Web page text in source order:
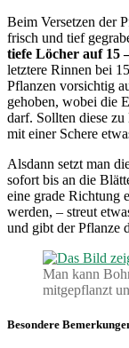
Beim Versetzen der
frisch und tief
tiefe Löcher auf 15
letztere Rinnen bei
Pflanzen vorsichtig
gehoben, wobei die
darf. Sollten diese
mit einer Schere
Alsdann setzt man
sofort bis an die
eine grade Richtung
werden, – streut
und gibt der Pflanze
Man kann
mitgepflanzt
Besondere